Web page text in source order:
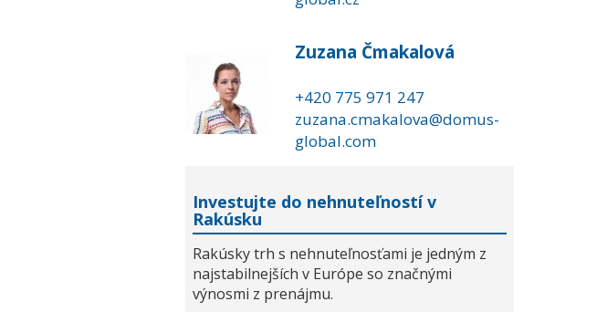
Zuzana Čmakalová
+420 775 971 247
zuzana.cmakalova@domus-
global.com
Investujte do nehnuteľností v
Rakúsku
Rakúsky trh s nehnuteľnosťami je jedným z
najstabilnejších v Európe so značnými
výnosmi z prenájmu.